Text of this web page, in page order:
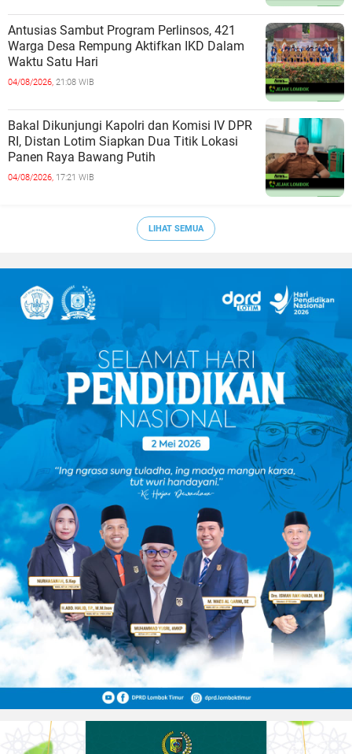
Antusias Sambut Program Perlinsos, 421
Warga Desa Rempung Aktifkan IKD Dalam
Waktu Satu Hari
04/08/2026, 21:08 WIB
Bakal Dikunjungi Kapolri dan Komisi IV DPR
RI, Distan Lotim Siapkan Dua Titik Lokasi
Panen Raya Bawang Putih
04/08/2026, 17:21 WIB
LIHAT SEMUA